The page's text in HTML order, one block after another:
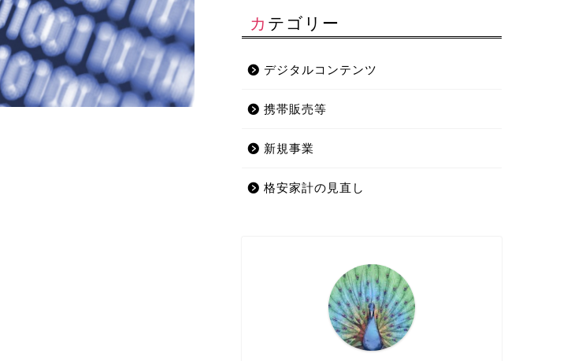
カテゴリー
デジタルコンテンツ
携帯販売等
新規事業
格安家計の見直し